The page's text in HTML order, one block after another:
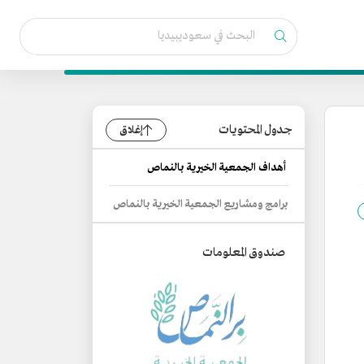
جدول المحتويات إغلاق
أهداف الجمعية الخيرية بالنماص
برامج ومشاريع الجمعية الخيرية بالنماص
صندوق المعلومات